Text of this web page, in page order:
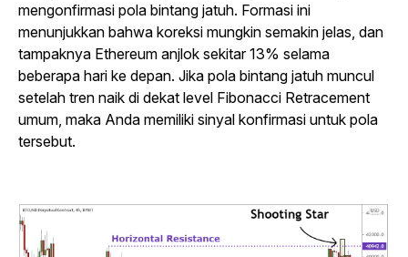
mengonfirmasi pola bintang jatuh. Formasi ini
menunjukkan bahwa koreksi mungkin semakin jelas, dan
tampaknya Ethereum anjlok sekitar 13% selama
beberapa hari ke depan. Jika pola bintang jatuh muncul
setelah tren naik di dekat level Fibonacci Retracement
umum, maka Anda memiliki sinyal konfirmasi untuk pola
tersebut.